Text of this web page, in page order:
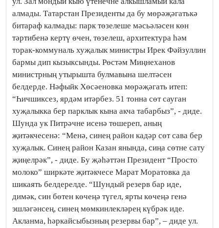
алмады. Татарстан Президенты да бу мөрәҗәгатькә
битараф калмады: парк төзелеше мәсьәләсен көн
тәртибенә кертү өчен, төзелеш, архитектура һәм
торак-коммуналь хуҗалык министры Ирек Фәйзуллин
бармы дип кызыксынды. Рөстәм Миңнеханов
министрның утырышта булмавына шелтәсен
белдерде. Нәфыйк Хөсәеновка мөрәҗәгать итеп:
“Һичшиксез, ярдәм итәрбез. 51 тонна сөт сауган
хуҗалыкка бер парклык кына акча табарбыз”, - диде.
Шунда ук Питрәчне исенә төшереп, аның
җитәкчесенә: “Менә, синең район кадәр сөт сава бер
хуҗалык. Синең район Казан янында, сиңа сөтне сату
җиңелрәк”, - диде. Бу җәһәттән Президент “Просто
молоко” ширкәте җитәкчесе Марат Моратовка да
шикаять белдерелде. “Шундый резерв бар иде,
димәк, син бөтен көчеңә түгел, ярты көчеңә генә
эшләгәнсең, синең мөмкинлекләрең күбрәк иде.
Акланма, һәркайсыбызның резервы бар”, – диде ул.